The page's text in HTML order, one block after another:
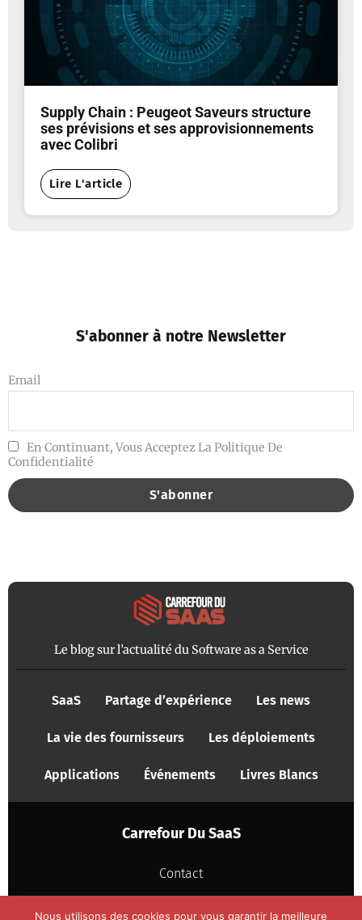
Supply Chain : Peugeot Saveurs structure
ses prévisions et ses approvisionnements
avec Colibri
Lire L'article
S'abonner à notre Newsletter
Email
En Continuant, Vous Acceptez La Politique De
Confidentialité
Le blog sur l’actualité du Software as a Service
SaaS Partage d’expérience Les news
La vie des fournisseurs Les déploiements
Applications Événements Livres Blancs
Carrefour Du SaaS
Contact
Nous utilisons des cookies pour vous garantir la meilleure